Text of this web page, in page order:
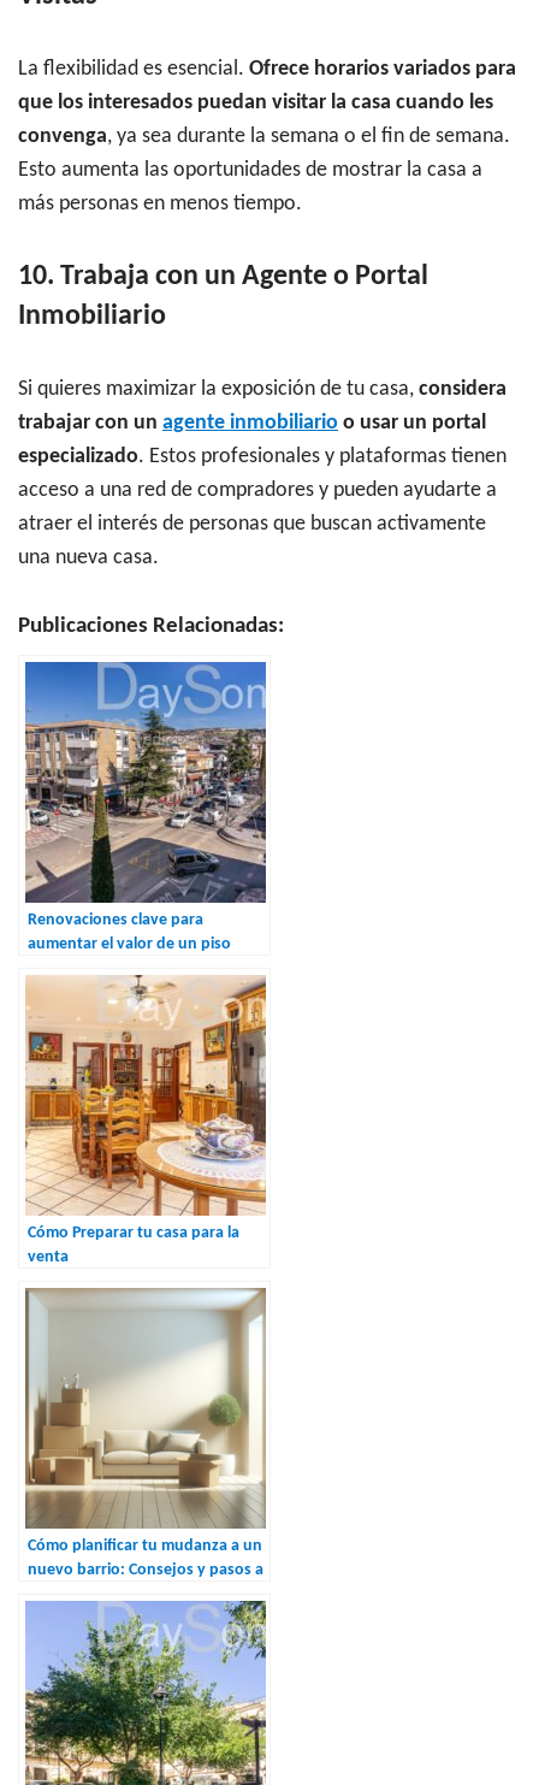
La flexibilidad es esencial. Ofrece horarios variados para
que los interesados puedan visitar la casa cuando les
convenga, ya sea durante la semana o el fin de semana.
Esto aumenta las oportunidades de mostrar la casa a
más personas en menos tiempo.
10. Trabaja con un Agente o Portal
Inmobiliario
Si quieres maximizar la exposición de tu casa, considera
trabajar con un agente inmobiliario o usar un portal
especializado. Estos profesionales y plataformas tienen
acceso a una red de compradores y pueden ayudarte a
atraer el interés de personas que buscan activamente
una nueva casa.
Publicaciones Relacionadas:
Renovaciones clave para
aumentar el valor de un piso
Cómo Preparar tu casa para la
venta
Cómo planificar tu mudanza a un
nuevo barrio: Consejos y pasos a